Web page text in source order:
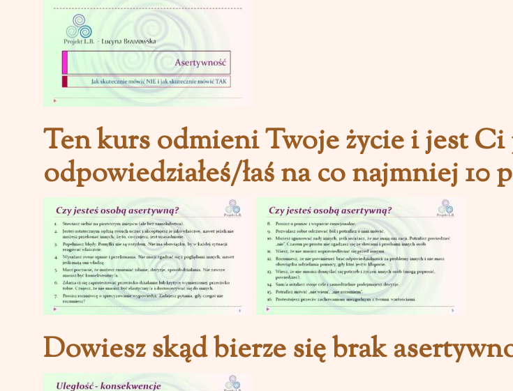
Ten kurs odmieni Twoje życie i jest
odpowiedziałeś/łaś na co najmniej 10
Dowiesz skąd bierze się brak